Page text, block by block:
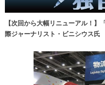
【次回から大幅リニューアル！
際ジャーナリスト・ビニシウス氏